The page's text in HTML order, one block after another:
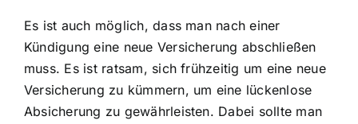
Es ist auch möglich, dass man nach einer
Kündigung eine neue Versicherung abschließen
muss. Es ist ratsam, sich frühzeitig um eine neue
Versicherung zu kümmern, um eine lückenlose
Absicherung zu gewährleisten. Dabei sollte man